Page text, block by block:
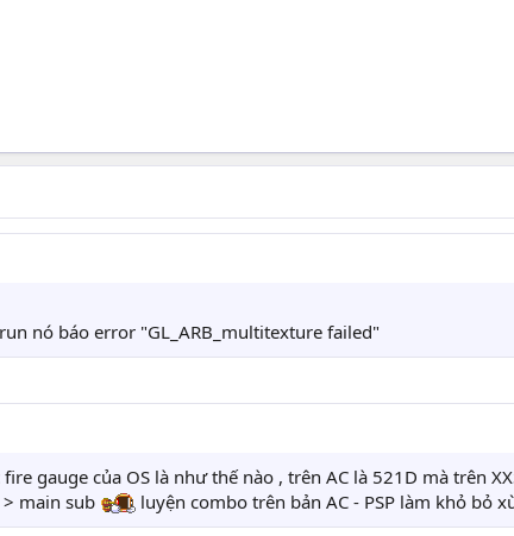
nó báo error "GL_ARB_multitexture failed"
gauge của OS là như thế nào , trên AC là 521D mà trên
> main sub
luyện combo trên bản AC - PSP làm khỏ bỏ